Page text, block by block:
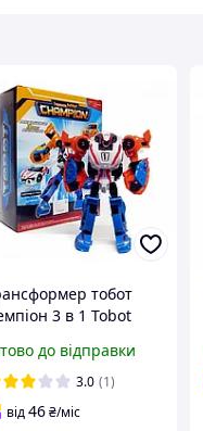
тобот
3 в 1 Tobot
до відправки
3.0 (1)
від46₴/міс